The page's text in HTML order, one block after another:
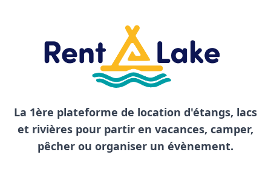
La 1ère plateforme de location d'étangs, lacs
et rivières pour partir en vacances, camper,
pêcher ou organiser un évènement.